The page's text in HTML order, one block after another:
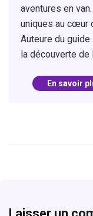
aventures en
uniques au cœur
Auteure du
la découverte de
En savoir